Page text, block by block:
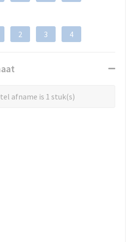
2 3 4
afname is 1 stuk(s)